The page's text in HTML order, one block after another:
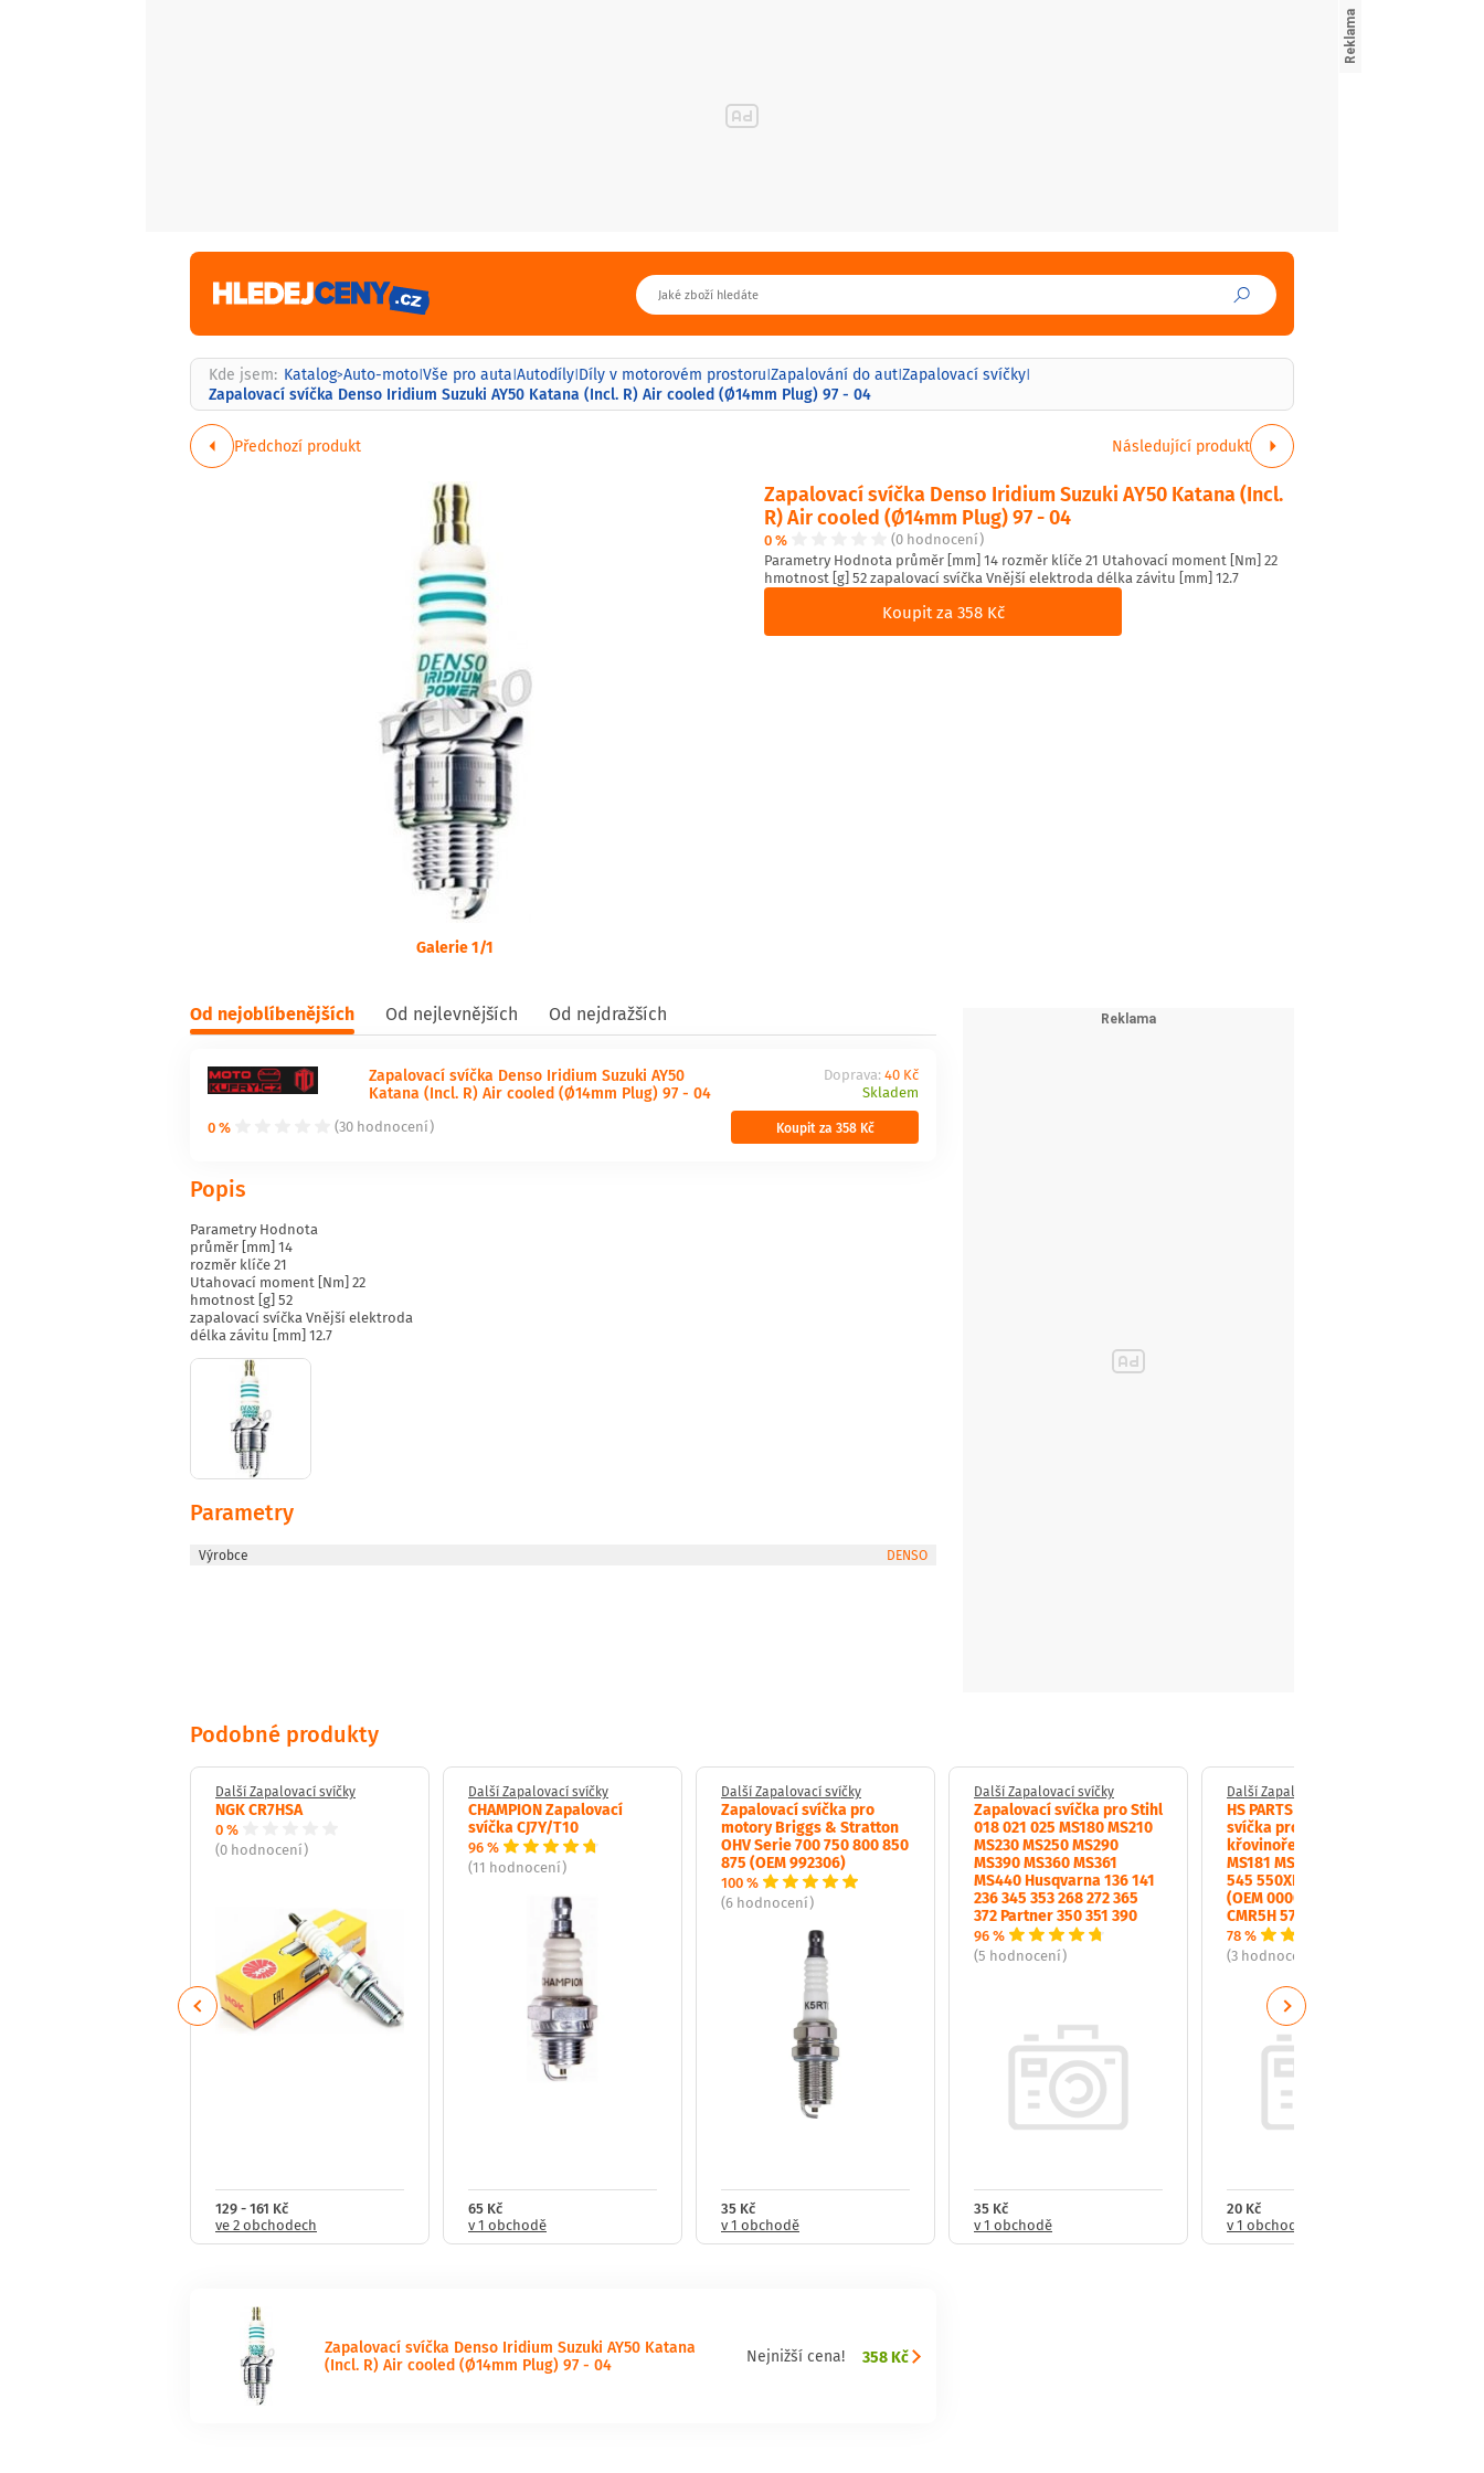
Kde jsem: Katalog>Auto-moto|Vše pro auta|Autodíly|Díly v motorovém prostoru|Zapalování do aut|Zapalovací svíčky|
Zapalovací svíčka Denso Iridium Suzuki AY50 Katana (Incl. R) Air cooled (Ø14mm Plug) 97 - 04
Předchozí produkt Následující produkt
Galerie 1/1
Zapalovací svíčka Denso Iridium Suzuki AY50 Katana (Incl.
R) Air cooled (Ø14mm Plug) 97 - 04
0 %
(0 hodnocení)
Parametry Hodnota průměr [mm] 14 rozměr klíče 21 Utahovací moment [Nm] 22
hmotnost [g] 52 zapalovací svíčka Vnější elektroda délka závitu [mm] 12.7
Koupit za 358 Kč
Od nejoblíbenějších Od nejlevnějších Od nejdražších
0 % (30 hodnocení)
Zapalovací svíčka Denso Iridium Suzuki AY50
Katana (Incl. R) Air cooled (Ø14mm Plug) 97 - 04
Doprava: 40 Kč
Skladem
Koupit za 358 Kč
Popis
Parametry Hodnota
průměr [mm] 14
rozměr klíče 21
Utahovací moment [Nm] 22
hmotnost [g] 52
zapalovací svíčka Vnější elektroda
délka závitu [mm] 12.7
Parametry
Výrobce DENSO
Podobné produkty
Další Zapalovací svíčky
NGK CR7HSA
0 %
(0 hodnocení)
129 - 161 Kč
ve 2 obchodech
Další Zapalovací svíčky
CHAMPION Zapalovací
svíčka CJ7Y/T10
96 %
(11 hodnocení)
65 Kč
v 1 obchodě
Další Zapalovací svíčky
Zapalovací svíčka pro
motory Briggs & Stratton
OHV Serie 700 750 800 850
875 (OEM 992306)
100 %
(6 hodnocení)
35 Kč
v 1 obchodě
Další Zapalovací svíčky
Zapalovací svíčka pro Stihl
018 021 025 MS180 MS210
MS230 MS250 MS290
MS390 MS360 MS361
MS440 Husqvarna 136 141
236 345 353 268 272 365
372 Partner 350 351 390
96 %
(5 hodnocení)
35 Kč
v 1 obchodě
Další Zapalovací svíčky
HS PARTS zapalovací
svíčka pro motorové pily a
křovinořezy Stihl MS171
MS181 MS211 Husqvarna
545 550XP 555 556 560XP
(OEM 00004007009 NGK
CMR5H 574519601)
78 %
(3 hodnocení)
20 Kč
v 1 obchodě
Previous Next
Zapalovací svíčka Denso Iridium Suzuki AY50 Katana
(Incl. R) Air cooled (Ø14mm Plug) 97 - 04 Nejnižší cena! 358 Kč